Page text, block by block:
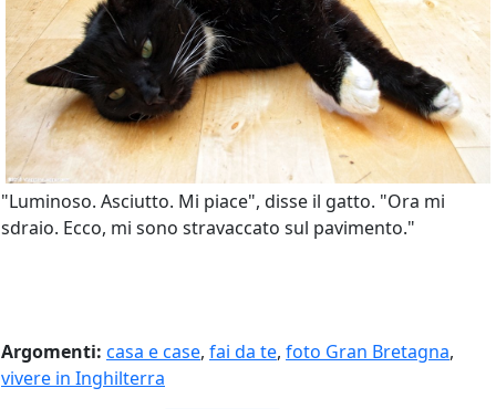
"Luminoso. Asciutto. Mi piace", disse il gatto. "Ora mi
sdraio. Ecco, mi sono stravaccato sul pavimento."
Argomenti: casa e case, fai da te, foto Gran Bretagna,
vivere in Inghilterra